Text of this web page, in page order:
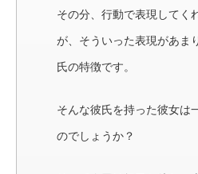
その分、行動で表現してく
が、そういった表現があま
氏の特徴です。
そんな彼氏を持った彼女は
のでしょうか？